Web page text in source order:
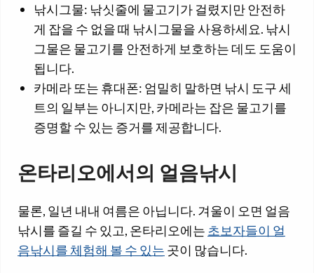
낚시그물: 낚싯줄에 물고기가 걸렸지만 안전하
게 잡을 수 없을 때 낚시그물을 사용하세요. 낚시
그물은 물고기를 안전하게 보호하는 데도 도움이
됩니다.
카메라 또는 휴대폰: 엄밀히 말하면 낚시 도구 세
트의 일부는 아니지만, 카메라는 잡은 물고기를
증명할 수 있는 증거를 제공합니다.
온타리오에서의 얼음낚시
물론, 일년 내내 여름은 아닙니다. 겨울이 오면 얼음
낚시를 즐길 수 있고, 온타리오에는 초보자들이 얼
음낚시를 체험해 볼 수 있는 곳이 많습니다.